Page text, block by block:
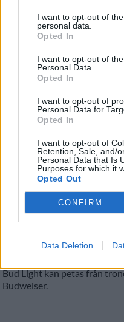
I want to opt-out of
personal data.
Opted In
I want to opt-out of
Personal Data.
Opted In
I want to opt-out of
Personal Data for
Opted In
I want to opt-out of
Retention, Sale, and/
Personal Data that Is
Purposes for which it
Opted Out
CONFIRM
Data Deletion
Här är ölet
Light från
Publicerat2018-
Bud Light kan petas från
Budweiser.